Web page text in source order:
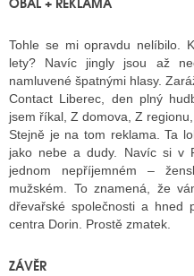
Tohle se mi opravdu nelíbilo.
lety? Navíc jingly jsou až
namluvené špatnými hlasy.
Contact Liberec, den plný
jsem říkal, Z domova, Z
Stejně je na tom reklama. Ta
jako nebe a dudy. Navíc si v
jednom nepříjemném –
mužském. To znamená, že
dřevařské společnosti a hned
centra Dorin. Prostě zmatek.
ZÁVĚR